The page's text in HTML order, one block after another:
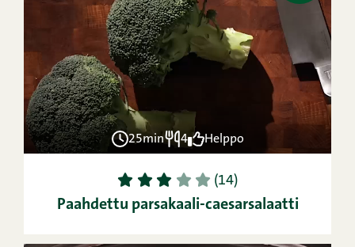
25min 4 Helppo
1 2 3 4 5 (14)
Paahdettu parsakaali-caesarsalaatti